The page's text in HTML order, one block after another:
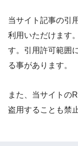
当サイト記事の引
利用いただけます
す。引用許可範囲
る事があります。
また、当サイトの
盗用することも禁